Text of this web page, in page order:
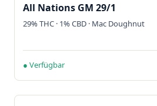
All Nations GM 29/1
29% THC · 1% CBD · Mac Doughnut
● Verfügbar